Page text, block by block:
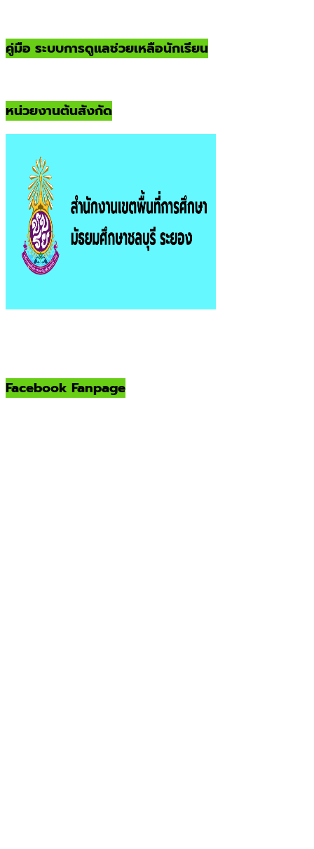
คู่มือ ระบบการดูแลช่วยเหลือนักเรียน
หน่วยงานต้นสังกัด
Facebook Fanpage